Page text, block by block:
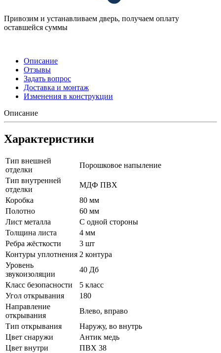
Привозим и устанавливаем дверь, получаем оплату
оставшейся суммы
Описание
Отзывы
Задать вопрос
Доставка и монтаж
Изменения в конструкции
Описание
Характеристики
Тип внешней
отделки
Порошковое напыление
Тип внутренней
отделки
МДФ ПВХ
Коробка
80 мм
Полотно
60 мм
Лист металла
С одной стороны
Толщина листа
4 мм
Ребра жёсткости
3 шт
Контуры уплотнения 2 контура
Уровень
звукоизоляции
40 Дб
Класс безопасности
5 класс
Угол открывания
180
Направление
открывания
Влево, вправо
Тип открывания
Наружу, во внутрь
Цвет снаружи
Антик медь
Цвет внутри
ПВХ 38